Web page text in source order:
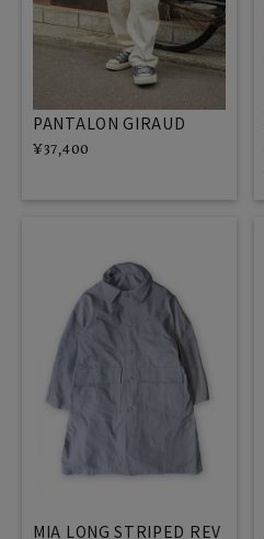
PANTALON GIRAUD
¥37,400
MIA LONG STRIPED REV